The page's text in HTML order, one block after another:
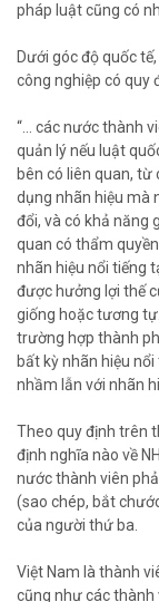
pháp luật cũng có
Dưới góc độ quốc
công nghiệp có quy
“... các nước thành
quản lý nếu luật
bên có liên quan, từ
dụng nhãn hiệu mà
đổi, và có khả năng
quan có thẩm
nhãn hiệu nổi tiếng
được hưởng lợi thế
giống hoặc tương
trường hợp thành
bất kỳ nhãn hiệu
nhầm lẫn với nhãn
Theo quy định trên
định nghĩa nào về
nước thành viên
(sao chép, bắt
của người thứ ba.
Việt Nam là thành
cũng như các thành